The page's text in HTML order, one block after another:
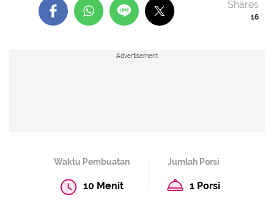
16
Shares
Advertisement
Waktu Pembuatan
10 Menit
Jumlah Porsi
1 Porsi